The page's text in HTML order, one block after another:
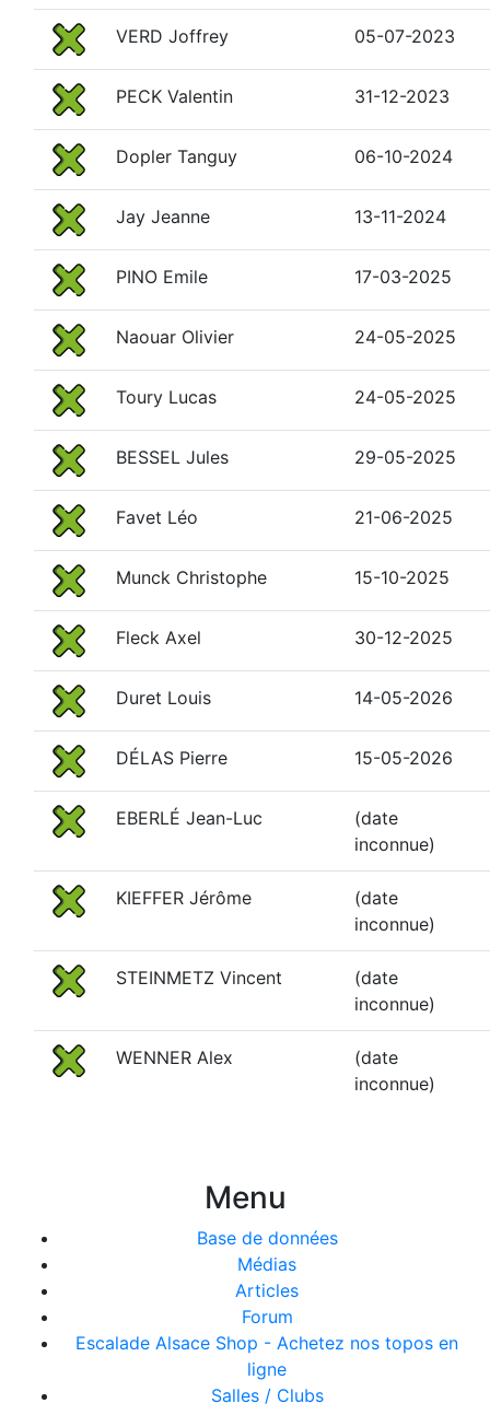
VERD Joffrey 05-07-2023
PECK Valentin 31-12-2023
Dopler Tanguy 06-10-2024
Jay Jeanne 13-11-2024
PINO Emile 17-03-2025
Naouar Olivier 24-05-2025
Toury Lucas 24-05-2025
BESSEL Jules 29-05-2025
Favet Léo 21-06-2025
Munck Christophe 15-10-2025
Fleck Axel 30-12-2025
Duret Louis 14-05-2026
DÉLAS Pierre 15-05-2026
EBERLÉ Jean-Luc
(date
inconnue)
KIEFFER Jérôme
(date
inconnue)
STEINMETZ Vincent
(date
inconnue)
WENNER Alex
(date
inconnue)
Menu
Base de données
Médias
Articles
Forum
Escalade Alsace Shop - Achetez nos topos en
ligne
Salles / Clubs